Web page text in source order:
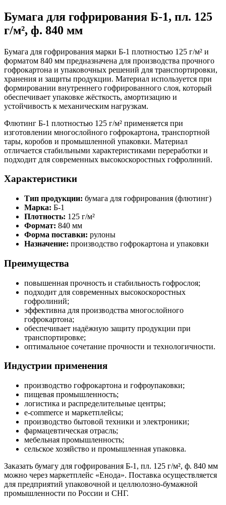
Бумага для гофрирования Б-1, пл. 125
г/м², ф. 840 мм
Бумага для гофрирования марки Б-1 плотностью 125 г/м² и
форматом 840 мм предназначена для производства прочного
гофрокартона и упаковочных решений для транспортировки,
хранения и защиты продукции. Материал используется при
формировании внутреннего гофрированного слоя, который
обеспечивает упаковке жёсткость, амортизацию и
устойчивость к механическим нагрузкам.
Флютинг Б-1 плотностью 125 г/м² применяется при
изготовлении многослойного гофрокартона, транспортной
тары, коробов и промышленной упаковки. Материал
отличается стабильными характеристиками переработки и
подходит для современных высокоскоростных гофролиний.
Характеристики
Тип продукции: бумага для гофрирования (флютинг)
Марка: Б-1
Плотность: 125 г/м²
Формат: 840 мм
Форма поставки: рулоны
Назначение: производство гофрокартона и упаковки
Преимущества
повышенная прочность и стабильность гофрослоя;
подходит для современных высокоскоростных
гофролиний;
эффективна для производства многослойного
гофрокартона;
обеспечивает надёжную защиту продукции при
транспортировке;
оптимальное сочетание прочности и технологичности.
Индустрии применения
производство гофрокартона и гофроупаковки;
пищевая промышленность;
логистика и распределительные центры;
e-commerce и маркетплейсы;
производство бытовой техники и электроники;
фармацевтическая отрасль;
мебельная промышленность;
сельское хозяйство и промышленная упаковка.
Заказать бумагу для гофрирования Б-1, пл. 125 г/м², ф. 840 мм
можно через маркетплейс «Енода». Поставка осуществляется
для предприятий упаковочной и целлюлозно-бумажной
промышленности по России и СНГ.